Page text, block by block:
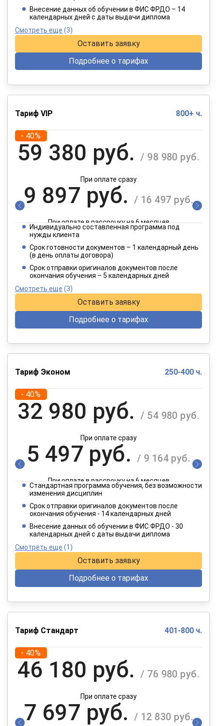
При оплате в рассрочку на 12 месяцев
Внесение данных об обучении в ФИС ФРДО – 14
календарных дней с даты выдачи диплома
Смотреть еще (3)
Оставить заявку
Подробнее о тарифах
Тариф VIP 800+ ч.
- 40%
59 380 руб. / 98 980 руб.
При оплате сразу
9 897 руб. / 16 497 руб.
При оплате в рассрочку на 6 месяцев
4 949 руб. / 8 249 руб.
При оплате в рассрочку на 12 месяцев
Индивидуально составленная программа под
нужды клиента
Срок готовности документов – 1 календарный день
(в день оплаты договора)
Срок отправки оригиналов документов после
окончания обучения – 5 календарных дней
Смотреть еще (3)
Оставить заявку
Подробнее о тарифах
Тариф Эконом 250-400 ч.
- 40%
32 980 руб. / 54 980 руб.
При оплате сразу
5 497 руб. / 9 164 руб.
При оплате в рассрочку на 6 месяцев
2 749 руб.
При оплате в рассрочку на 12 месяцев
Стандартная программа обучения, без возможности
изменения дисциплин
Срок отправки оригиналов документов после
окончания обучения - 14 календарных дней
Внесение данных об обучении в ФИС ФРДО - 30
календарных дней с даты выдачи диплома
Смотреть еще (1)
Оставить заявку
Подробнее о тарифах
Тариф Стандарт 401-800 ч.
- 40%
46 180 руб. / 76 980 руб.
При оплате сразу
7 697 руб. / 12 830 руб.